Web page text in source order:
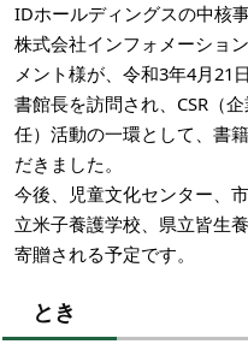
IDホールディングスの中核
株式会社インフォメーショ
メント様が、令和3年4月21
書館長を訪問され、CSR（
任）活動の一環として、書
だきました。
今後、児童文化センター、
立米子養護学校、県立皆生
寄贈される予定です。
とき